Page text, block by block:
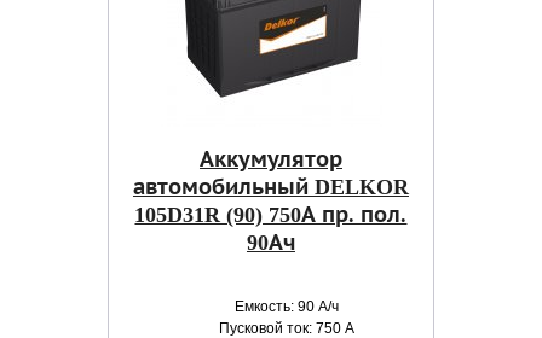
Аккумулятор
автомобильный DELKOR
105D31R (90) 750А пр. пол.
90Ач
Емкость: 90 А/ч
Пусковой ток: 750 А